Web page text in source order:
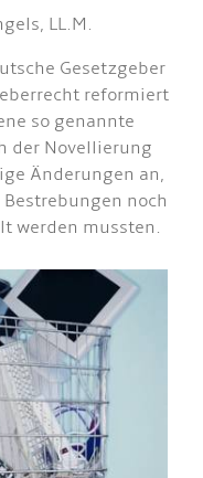
LL.M.
Gesetzgeber
reformiert
so genannte
der Novellierung
Änderungen an,
noch
werden mussten.